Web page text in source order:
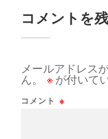
コメントを
メールアドレス
ん。
※ が付いて
コメント ※